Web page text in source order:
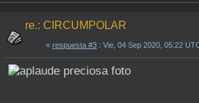
re.: CIRCUMPOLAR
« respuesta #3 : Vie, 04 Sep 2020, 05:22
preciosa foto